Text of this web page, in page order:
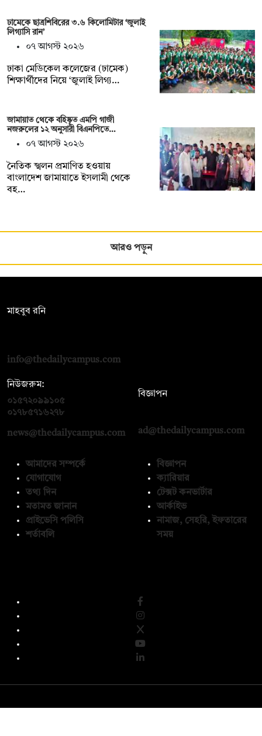
ঢামেকে ছাত্রশিবিরের ৩.৬ কিলোমিটার ‘জুলাই
লিগ্যাসি রান’
০৭ আগস্ট ২০২৬
ঢাকা মেডিকেল কলেজের (ঢামেক)
শিক্ষার্থীদের নিয়ে ‘জুলাই লিগ্য…
জামায়াত থেকে বহিষ্কৃত এমপি গাজী
নজরুলের ১২ অনুসারী বিএনপিতে…
০৭ আগস্ট ২০২৬
নৈতিক স্খলন প্রমাণিত হওয়ায়
বাংলাদেশ জামায়াতে ইসলামী থেকে
বহ…
আরও পড়ুন
মাহবুব রনি
info@thedailycampus.com
নিউজরুম:
০১৫৭২০৯৯১০৫
০১৭৮৫৭১৬২৭৮
news@thedailycampus.com
বিজ্ঞাপন
ad@thedailycampus.com
আমাদের সম্পর্কে
যোগাযোগ
তথ্য দিন
মতামত জানান
প্রাইভেসি পলিসি
শর্তাবলি
বিজ্ঞাপন
ক্যারিয়ার
টেক্সট কনভার্টার
আর্কাইভ
নামাজ, সেহরি, ইফতারের
সময়